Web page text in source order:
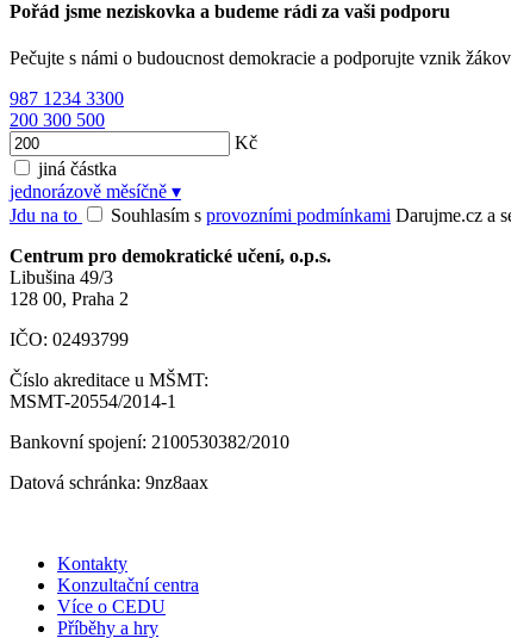
Pořád jsme neziskovka a budeme rádi za vaši podporu
Pečujte s námi o budoucnost demokracie a podporujte vznik
987 1234 3300
200 300 500
Kč
jiná částka
jednorázově měsíčně ▾
Jdu na to
Souhlasím s provozními podmínkami Darujme.cz a
Centrum pro demokratické učení, o.p.s.
Libušina 49/3
128 00, Praha 2
IČO: 02493799
Číslo akreditace u MŠMT:
MSMT-20554/2014-1
Bankovní spojení: 2100530382/2010
Datová schránka: 9nz8aax
Kontakty
Konzultační centra
Více o CEDU
Příběhy a hry